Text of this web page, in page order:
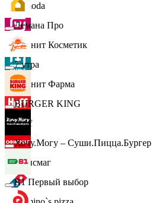
Lamoda
Магнит Косметик
Магнит Фарма
Hoff
Офисмаг
Лемана Про
7 утра
BURGER KING
Хочу.Могу – Суши.Пицца.Бургер
B1 Первый выбор